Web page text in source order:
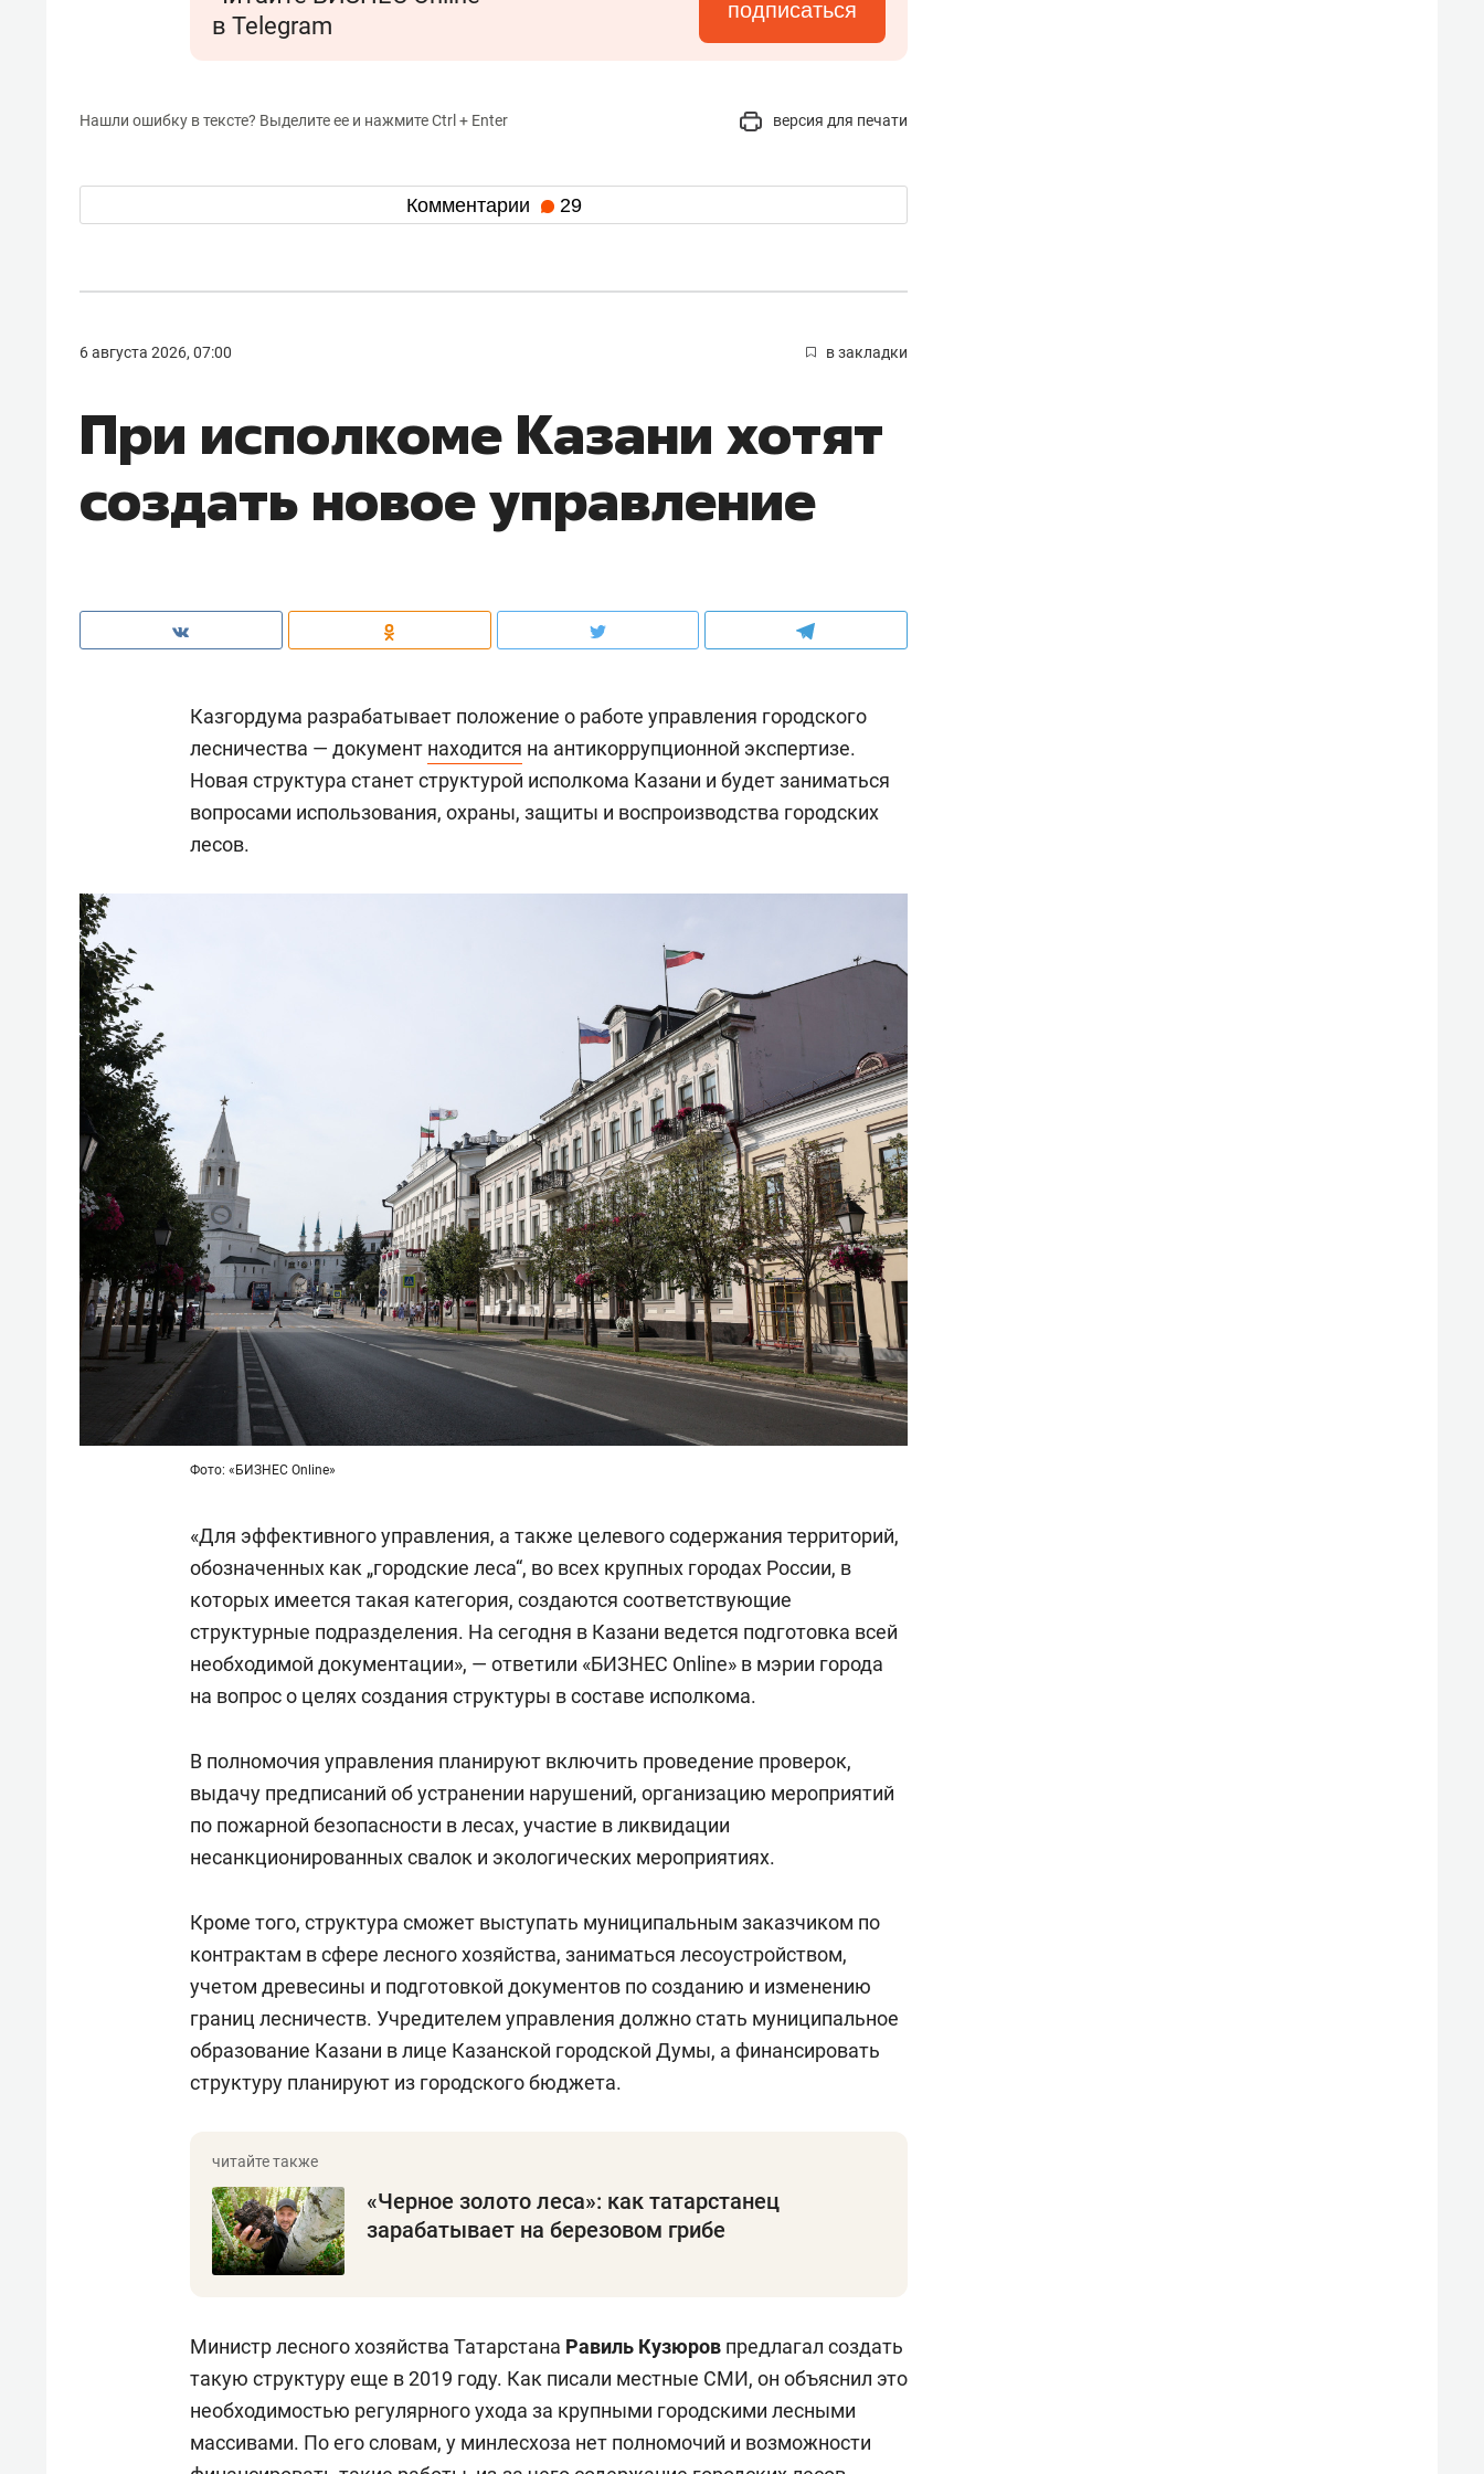
в Telegram
подписаться
Нашли ошибку в тексте? Выделите ее и нажмите Ctrl + Enter версия для печати
Комментарии 29
6 августа 2026, 07:00 в закладки
При исполкоме Казани хотят
создать новое управление
Казгордума разрабатывает положение о работе управления городского
лесничества — документ находится на антикоррупционной экспертизе.
Новая структура станет структурой исполкома Казани и будет заниматься
вопросами использования, охраны, защиты и воспроизводства городских
лесов.
Фото: «БИЗНЕС Online»
«Для эффективного управления, а также целевого содержания территорий,
обозначенных как „городские леса“, во всех крупных городах России, в
которых имеется такая категория, создаются соответствующие
структурные подразделения. На сегодня в Казани ведется подготовка всей
необходимой документации», — ответили «БИЗНЕС Online» в мэрии города
на вопрос о целях создания структуры в составе исполкома.
В полномочия управления планируют включить проведение проверок,
выдачу предписаний об устранении нарушений, организацию мероприятий
по пожарной безопасности в лесах, участие в ликвидации
несанкционированных свалок и экологических мероприятиях.
Кроме того, структура сможет выступать муниципальным заказчиком по
контрактам в сфере лесного хозяйства, заниматься лесоустройством,
учетом древесины и подготовкой документов по созданию и изменению
границ лесничеств. Учредителем управления должно стать муниципальное
образование Казани в лице Казанской городской Думы, а финансировать
структуру планируют из городского бюджета.
«Черное золото леса»: как татарстанец
зарабатывает на березовом грибе
Министр лесного хозяйства Татарстана Равиль Кузюров предлагал создать
такую структуру еще в 2019 году. Как писали местные СМИ, он объяснил это
необходимостью регулярного ухода за крупными городскими лесными
массивами. По его словам, у минлесхоза нет полномочий и возможности